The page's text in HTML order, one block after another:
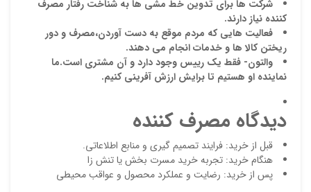
شرکت ها برای تدوین خط مشی ها به شناخت رفتار مصرف
کننده نیاز دارند.
فعالیت هایی که مردم موقع به دست آوردن،مصرف و دور
ریختن کالا ها و خدمات انجام می دهند.
والتون- فقط یک رییس وجود دارد و آن مشتری است.ما
نماینده او هستیم تا برایش ارزش آفرینی کنیم.
دیدگاه مصرف کننده
قبل از خرید: فرایند تصمیم گیری و منابع اطلاعاتی.
هنگام خرید: تجربه خرید مسرت بخش یا تنش زا
پس از خرید: رضایت و عملکرد محصول و عواقب محیطی